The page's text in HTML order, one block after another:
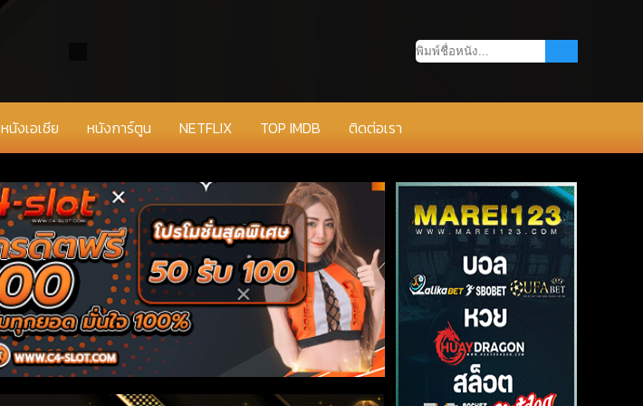
หนังเอเชีย หนังการ์ตูน NETFLIX TOP IMDB ติดต่อเรา